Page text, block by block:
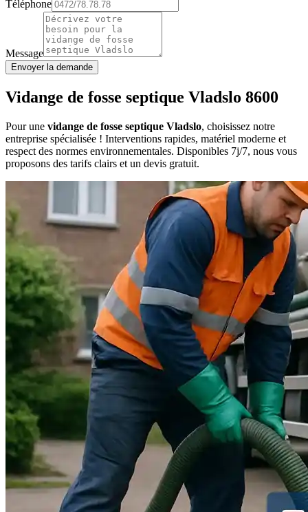
Téléphone
Message
Envoyer la demande
Vidange de fosse septique Vladslo 8600
Pour une vidange de fosse septique Vladslo, choisissez notre
entreprise spécialisée ! Interventions rapides, matériel moderne et
respect des normes environnementales. Disponibles 7j/7, nous vous
proposons des tarifs clairs et un devis gratuit.